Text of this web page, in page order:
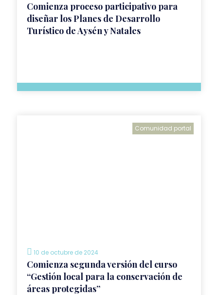
Comienza proceso participativo para
diseñar los Planes de Desarrollo
Turístico de Aysén y Natales
Comunidad portal
10 de octubre de 2024
Comienza segunda versión del curso
“Gestión local para la conservación de
áreas protegidas”